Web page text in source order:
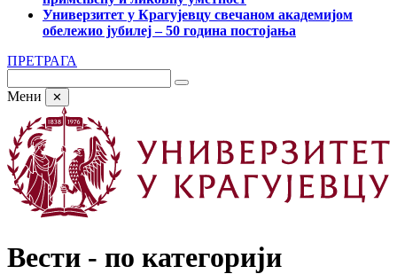
Универзитет у Крагујевцу свечаном академијом
обележио јубилеј – 50 година постојања
ПРЕТРАГА
Мени ✕
Вести - по категорији